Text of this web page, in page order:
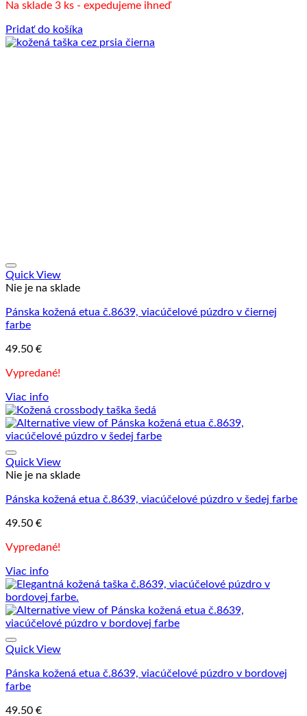
Na sklade 3 ks - expedujeme ihneď
Pridať do košíka
Quick View
Nie je na sklade
Pánska kožená etua č.8639, viacúčelové púzdro v čiernej
farbe
49.50 €
Vypredané!
Viac info
Quick View
Nie je na sklade
Pánska kožená etua č.8639, viacúčelové púzdro v šedej farbe
49.50 €
Vypredané!
Viac info
Quick View
Pánska kožená etua č.8639, viacúčelové púzdro v bordovej
farbe
49.50 €